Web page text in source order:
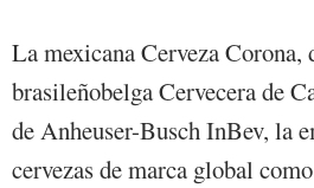
La mexicana Cerveza Corona,
brasileñobelga Cervecera de
de Anheuser-Busch InBev, la
cervezas de marca global